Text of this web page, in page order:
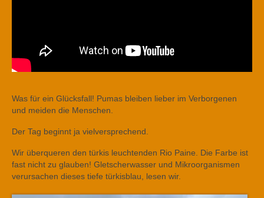
Was für ein Glücksfall! Pumas bleiben lieber im Verborgenen
und meiden die Menschen.
Der Tag beginnt ja vielversprechend.
Wir überqueren den türkis leuchtenden Rio Paine. Die Farbe ist
fast nicht zu glauben! Gletscherwasser und Mikroorganismen
verursachen dieses tiefe türkisblau, lesen wir.